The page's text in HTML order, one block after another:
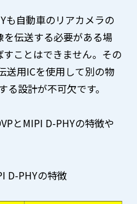
も自動車のリアカメラの
伝送する必要がある場
ことはできません。その
送用ICを使用して別の物
る設計が不可欠です。
とMIPI D-PHYの特徴や
D-PHYの特徴